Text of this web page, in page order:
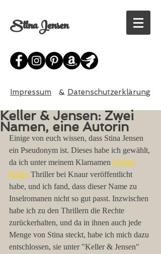
Stina Jensen
Impressum & Datenschutzerklärung
Keller & Jensen: Zwei
Namen, eine Autorin
Einige von euch wissen, dass Stina Jensen
ein Pseudonym ist. Dieses habe ich gewählt,
da ich unter meinem Klarnamen Ivonne
Keller Thriller bei Knaur veröffentlicht
habe, und ich fand, dass dieser Name zu
Inselromanen nicht so gut passt. Inzwischen
habe ich zu den Thrillern die Rechte
zurückerhalten, und da in ihnen auch jede
Menge von Stina steckt, habe ich mich dazu
entschlossen, sie unter "Keller & Jensen"